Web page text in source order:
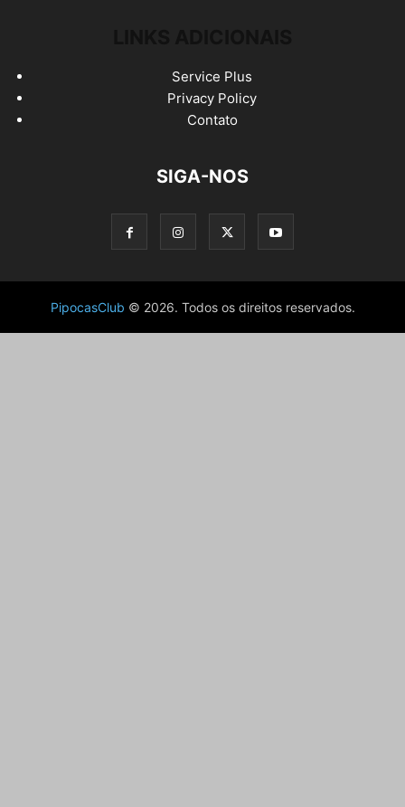
Service Plus
Privacy Policy
Contato
SIGA-NOS
PipocasClub © 2026. Todos os direitos reservados.